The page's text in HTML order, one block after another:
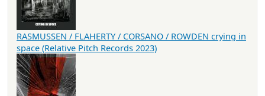
RASMUSSEN / FLAHERTY / CORSANO / ROWDEN crying in
space (Relative Pitch Records 2023)